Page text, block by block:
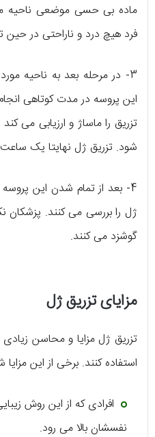
ماده بی حسی موضعی ناحیه
فرد هیچ درد و ناراحتی در حین
3- در مرحله بعد به ناحیه
این پروسه در مدت کوتاهی
تزریق را ماساژ و ارزیابی می
شود. تزریق ژل نهایتا یک
4- بعد از تمام شدن این
ژل را بررسی می کنند. پزشکان
گوشزد می کنند.
مزایای تزریق ژل
تزریق ژل مزایا و محاسن زیادی
استفاده کنند. برخی از این
افرادی که از این روش
نفسشان بالا می رود.